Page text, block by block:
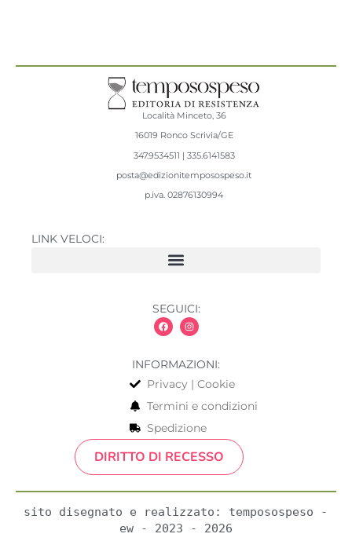
Località Minceto, 36
16019 Ronco Scrivia/GE
347.9534511 | 335.6141583
posta@edizionitemposospeso.it
p.iva. 02876130994
LINK VELOCI:
SEGUICI:
INFORMAZIONI:
Privacy | Cookie
Termini e condizioni
Spedizione
DIRITTO DI RECESSO
sito disegnato e realizzato: temposospeso -
ew - 2023 - 2026